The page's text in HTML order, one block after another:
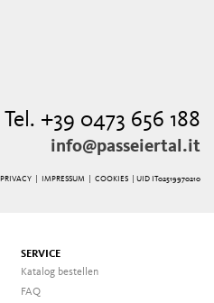
Tel. +39 0473 656 188
info@passeiertal.it
PRIVACY| IMPRESSUM COOKIES | UID IT02519970210
SERVICE
Katalog bestellen
FAQ